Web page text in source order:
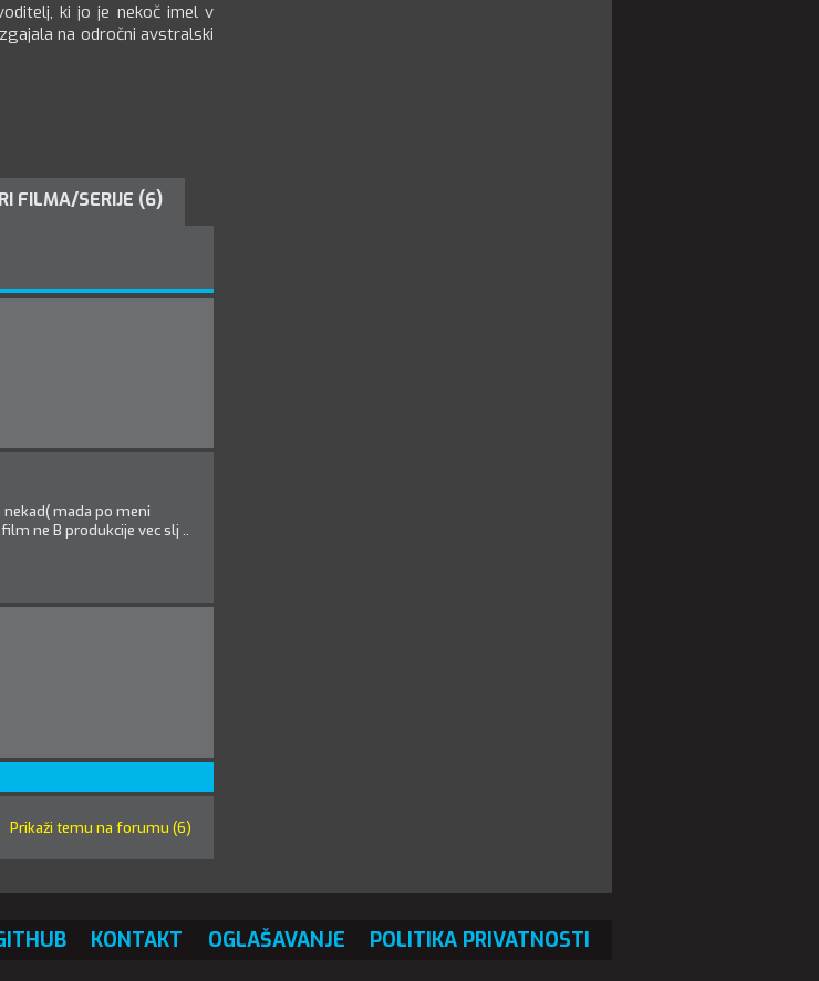
ki jo je nekoč imel v
na odročni avstralski
FILMA/SERIJE (6)
mada po meni
ne B produkcije vec slj ..
Prikaži temu na forumu (6)
KONTAKT OGLAŠAVANJE POLITIKA PRIVATNOSTI